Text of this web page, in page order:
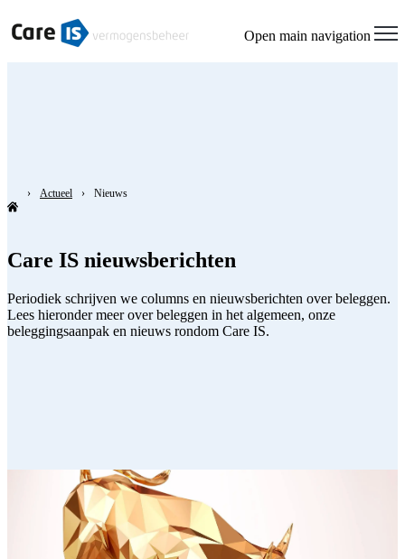
Open main navigation
Actueel Nieuws
Care IS nieuwsberichten
Periodiek schrijven we columns en nieuwsberichten over beleggen.
Lees hieronder meer over beleggen in het algemeen, onze
beleggingsaanpak en nieuws rondom Care IS.